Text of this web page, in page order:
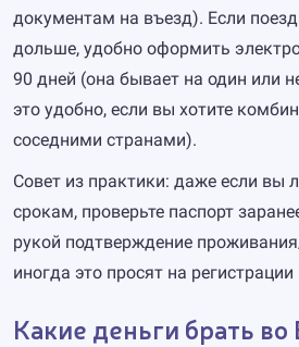
документам на въезд). Если
дольше, удобно оформить
90 дней (она бывает на один или
это удобно, если вы хотите
соседними странами).
Совет из практики: даже если вы
срокам, проверьте паспорт
рукой подтверждение
иногда это просят на
Какие деньги брать во